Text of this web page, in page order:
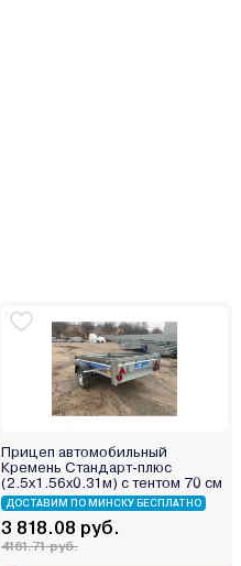
Прицеп автомобильный
Кремень Стандарт-плюс
(2.5х1.56х0.31м) с тентом 70 см
ДОСТАВИМ ПО МИНСКУ БЕСПЛАТНО
3 818.08 руб.
4161.71 руб.